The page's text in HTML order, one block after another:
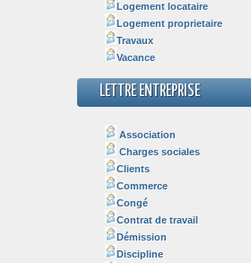
Logement locataire
Logement proprietaire
Travaux
Vacance
LETTRE ENTREPRISE
Association
Charges sociales
Clients
Commerce
Congé
Contrat de travail
Démission
Discipline